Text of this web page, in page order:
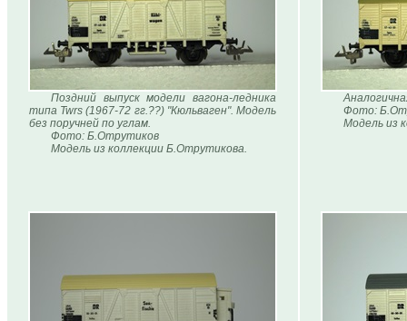
Поздний выпуск модели вагона-ледника
типа Twrs (1967-72 гг.??) "Кюльваген". Модель
без поручней по углам.
Фото: Б.Отрутиков
Модель из коллекции Б.Отрутикова.
Фото:
Модель из